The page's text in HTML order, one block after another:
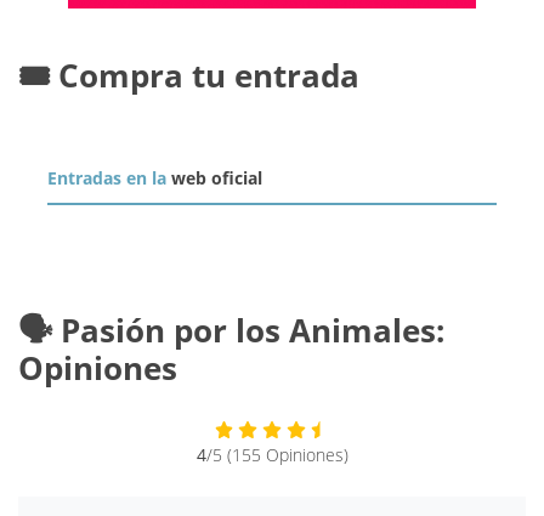
🎟️ Compra tu entrada
Entradas en la web oficial
🗣️ Pasión por los Animales:
Opiniones
4/5 (155 Opiniones)